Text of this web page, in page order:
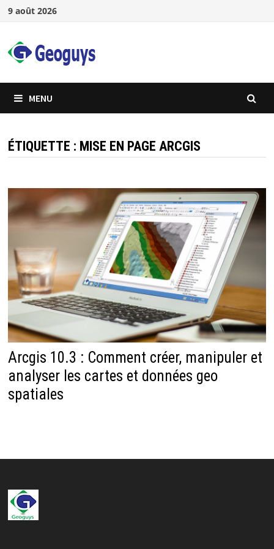
Passer
contenu
9 août 2026
MENU
ÉTIQUETTE : MISE EN PAGE ARCGIS
Arcgis 10.3 : Comment créer, manipuler et
analyser les cartes et données geo
spatiales